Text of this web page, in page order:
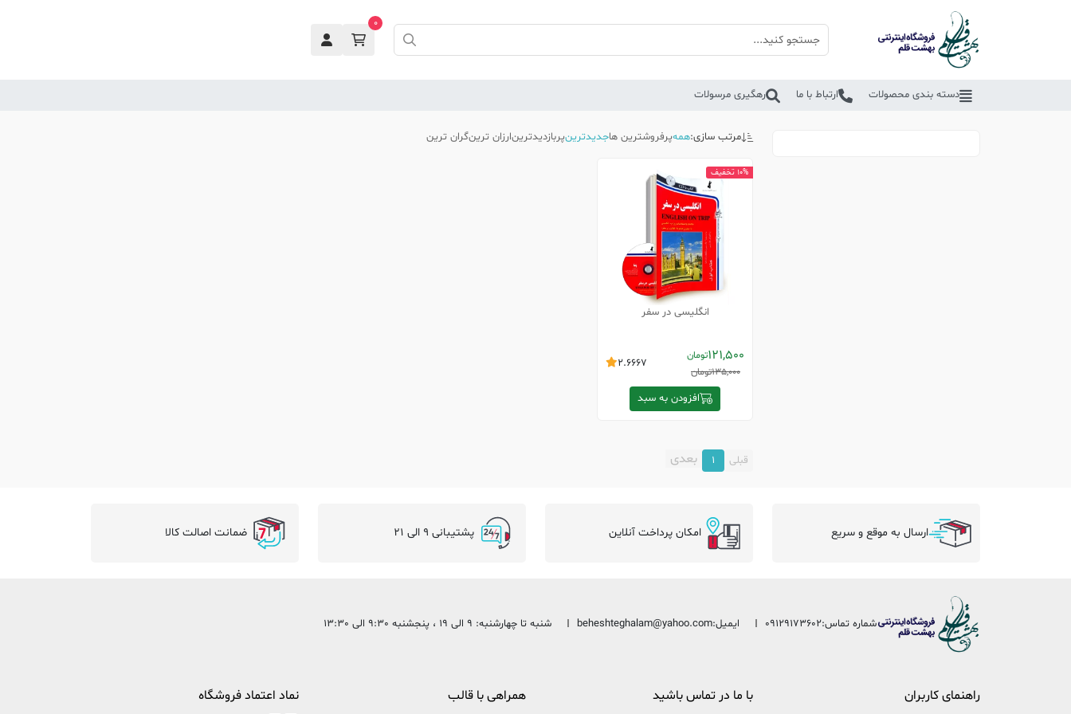
0
دسته بندی محصولات ارتباط با ما رهگیری مرسولات
مرتب سازی:همهپرفروشترین هاجدیدترینپربازدیدترینارزان ترینگران ترین
انگلیسی در سفر
121,500تومان
135,000تومان
2.6667
افزودن به سبد
10% تخفیف
قبلی 1 بعدی
ارسال به موقع و سریع امکان پرداخت آنلاین پشتیبانی 9 الی 21 ضمانت اصالت کالا
شماره تماس:09129173602 ایمیل:beheshteghalam@yahoo.com شنبه تا چهارشنبه: 9 الی 19 ، پنجشنبه 9:30 الی 13:30
راهنمای کاربران با ما در تماس باشید همراهی با قالب نماد اعتماد فروشگاه